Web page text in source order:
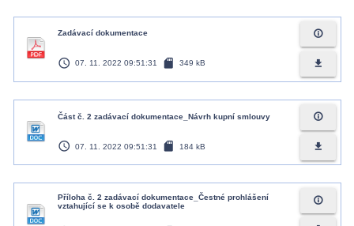
Zadávací dokumentace
access_time 07. 11. 2022 09:51:31 sd_card 349 kB
info_outline
file_download
Část č. 2 zadávací dokumentace_Návrh kupní smlouvy
access_time 07. 11. 2022 09:51:31 sd_card 184 kB
info_outline
file_download
Příloha č. 2 zadávací dokumentace_Čestné prohlášení
vztahující se k osobě dodavatele
info_outline